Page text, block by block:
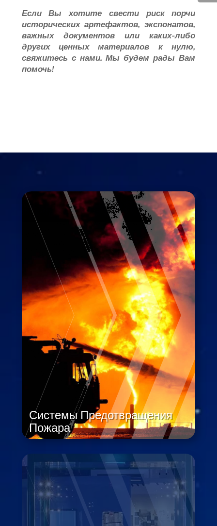
Если Вы хотите свести риск порчи
исторических артефактов, экспонатов,
важных документов или каких-либо
других ценных материалов к нулю,
свяжитесь с нами. Мы будем рады Вам
помочь!
Системы Предотвращения
Пожара